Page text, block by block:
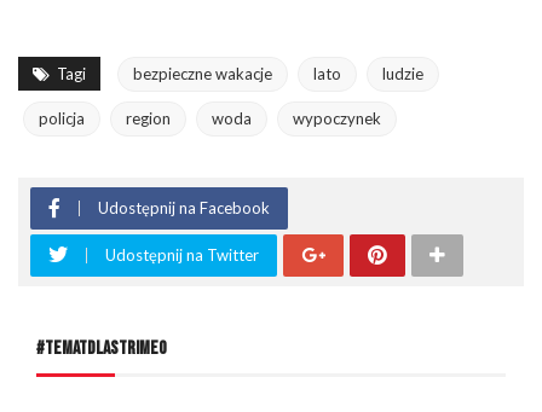
Tagi bezpieczne wakacje lato ludzie
policja region woda wypoczynek
Udostępnij na Facebook
Udostępnij na Twitter
#TEMATDLASTRIMEO